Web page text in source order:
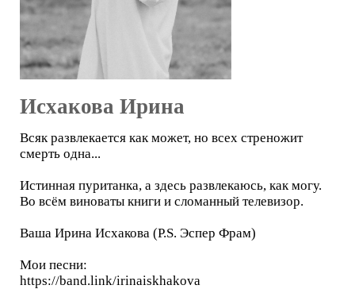
Исхакова Ирина
Всяк развлекается как может, но всех стреножит
смерть одна...
Истинная пуританка, а здесь развлекаюсь, как могу.
Во всём виноваты книги и сломанный телевизор.
Ваша Ирина Исхакова (P.S. Эспер Фрам)
Мои песни:
https://band.link/irinaiskhakova